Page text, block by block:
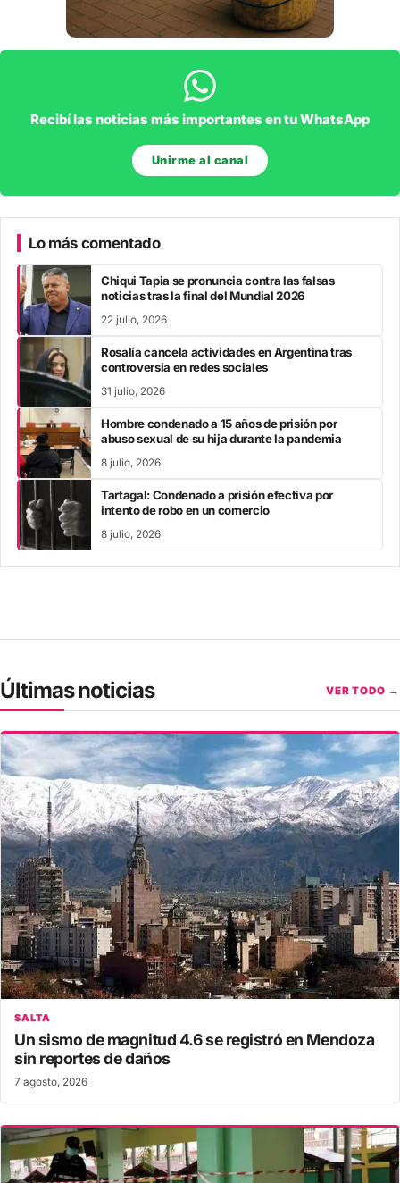
Recibí las noticias más importantes en tu WhatsApp
Unirme al canal
Lo más comentado
Chiqui Tapia se pronuncia contra las falsas
noticias tras la final del Mundial 2026
22 julio, 2026
Rosalía cancela actividades en Argentina tras
controversia en redes sociales
31 julio, 2026
Hombre condenado a 15 años de prisión por
abuso sexual de su hija durante la pandemia
8 julio, 2026
Tartagal: Condenado a prisión efectiva por
intento de robo en un comercio
8 julio, 2026
Últimas noticias VER TODO →
SALTA
Un sismo de magnitud 4.6 se registró en Mendoza
sin reportes de daños
7 agosto, 2026